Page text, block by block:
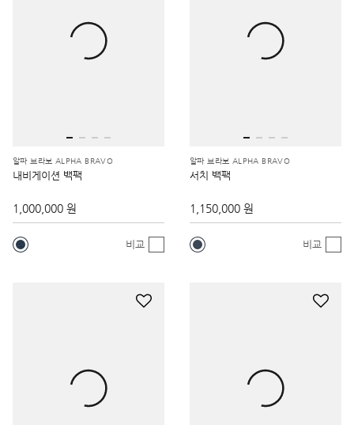
알파 브라보 ALPHA BRAVO
내비게이션 백팩
1,000,000 원
비교
알파 브라보 ALPHA BRAVO
서치 백팩
1,150,000 원
비교